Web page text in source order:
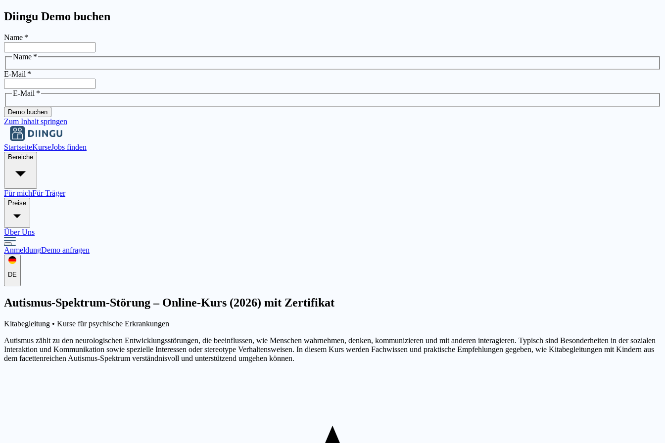
Diingu Demo buchen
Name *
Name *
E-Mail *
E-Mail *
Demo buchen
Zum Inhalt springen
StartseiteKurseJobs finden
Bereiche
Für michFür Träger
Preise
Über Uns
AnmeldungDemo anfragen
DE
Autismus-Spektrum-Störung – Online-Kurs (2026) mit Zertifikat
Kitabegleitung • Kurse für psychische Erkrankungen
Autismus zählt zu den neurologischen Entwicklungsstörungen, die beeinflussen, wie Menschen wahrnehmen, denken, kommunizieren und mit anderen interagieren. Typisch sind Besonderheiten in der sozialen
Interaktion und Kommunikation sowie spezielle Interessen oder stereotype Verhaltensweisen. In diesem Kurs werden Fachwissen und praktische Empfehlungen gegeben, wie Kitabegleitungen mit Kindern aus
dem facettenreichen Autismus-Spektrum verständnisvoll und unterstützend umgehen können.